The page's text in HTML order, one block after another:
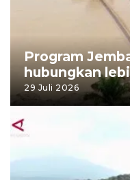
Program
hubungkan
29 Juli 2026